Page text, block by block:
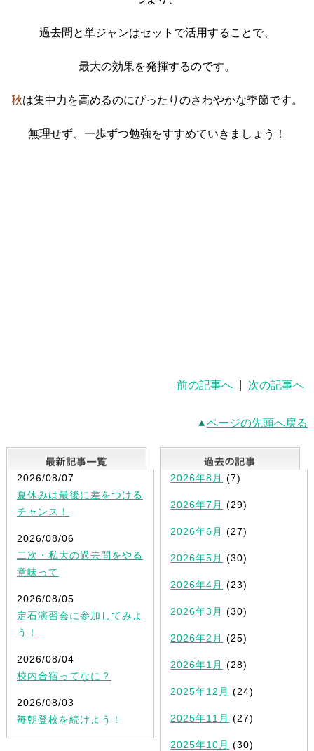
過去問と単ジャンはセットで活用することで、
最大の効果を発揮するのです。
秋は集中力を高めるのにぴったりのさわやかな季節です。
無理せず、一歩ずつ勉強をすすめていきましょう！
前の記事へ 次の記事へ
ページの先頭へ戻る
最新記事一覧
2026/08/07
夏休みは最後に差をつける
チャンス！
2026/08/06
二次・私大の過去問をやる
意味って
2026/08/05
定石演習会に参加してみよ
う！
2026/08/04
校内合宿ってなに？
2026/08/03
毎朝登校を続けよう！
2026年8月 (7)
2026年7月 (29)
2026年6月 (27)
2026年5月 (30)
2026年4月 (23)
2026年3月 (30)
2026年2月 (25)
2026年1月 (28)
2025年12月 (24)
2025年11月 (27)
2025年10月 (30)